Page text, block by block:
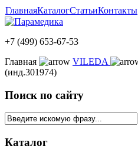
ГлавнаяКаталогСтатьиКонтакты
+7 (499) 653-67-53
Главная
VILEDA
(инд.301974)
Поиск по сайту
Каталог